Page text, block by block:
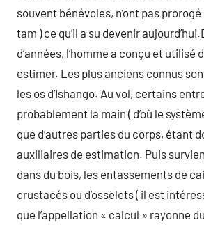
souvent bénévoles, n’ont pas
tam ) ce qu’il a su devenir
d’années, l’homme a conçu et utilisé
estimer. Les plus anciens connus
les os d’Ishango. Au vol, certains
probablement la main ( d’où le
que d’autres parties du corps, étant
auxiliaires de estimation. Puis
dans du bois, les entassements de
crustacés ou d’osselets ( il est
que l’appellation « calcul » rayonne